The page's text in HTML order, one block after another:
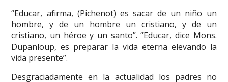
“Educar, afirma, (Pichenot) es sacar de un niño un
hombre, y de un hombre un cristiano, y de un
cristiano, un héroe y un santo”. “Educar, dice Mons.
Dupanloup, es preparar la vida eterna elevando la
vida presente”.
Desgraciadamente en la actualidad los padres no